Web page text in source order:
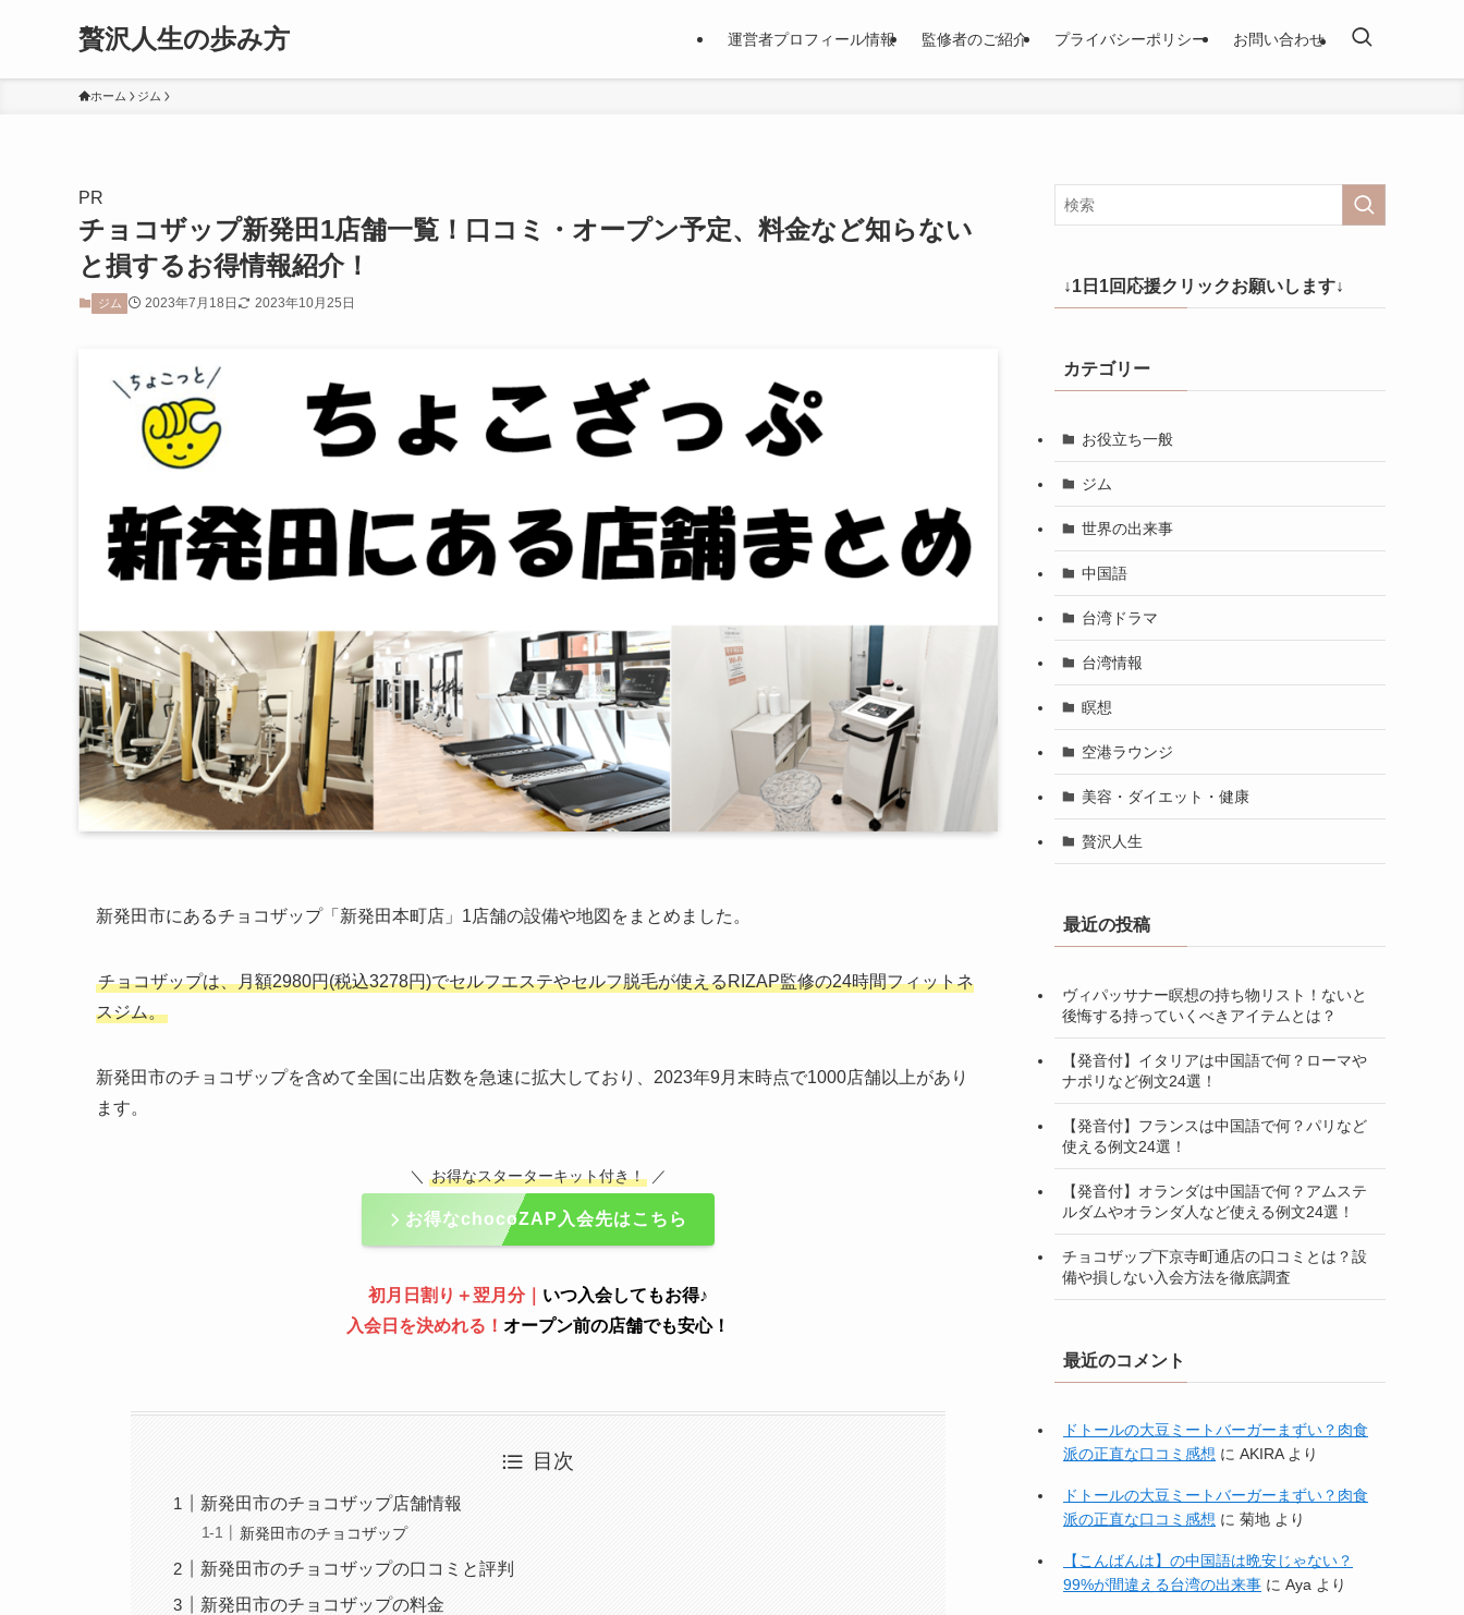
贅沢人生の歩み方 運営者プロフィール情報 監修者のご紹介 プライバシーポリシー お問い合わせ
ホーム ジム
PR
チョコザップ新発田1店舗一覧！口コミ・オープン予定、料金など知らない
と損するお得情報紹介！
ジム 2023年7月18日 2023年10月25日
新発田市にあるチョコザップ「新発田本町店」1店舗の設備や地図をまとめました。
チョコザップは、月額2980円(税込3278円)でセルフエステやセルフ脱毛が使えるRIZAP監修の24時間フィットネ
スジム。
新発田市のチョコザップを含めて全国に出店数を急速に拡大しており、2023年9月末時点で1000店舗以上があり
ます。
＼ お得なスターターキット付き！ ／
お得なchocoZAP入会先はこちら
初月日割り＋翌月分｜ いつ入会してもお得♪
入会日を決めれる！ オープン前の店舗でも安心！
目次
新発田市のチョコザップ店舗情報
新発田市のチョコザップ
新発田市のチョコザップの口コミと評判
新発田市のチョコザップの料金
↓1日1回応援クリックお願いします↓
カテゴリー
お役立ち一般
ジム
世界の出来事
中国語
台湾ドラマ
台湾情報
瞑想
空港ラウンジ
美容・ダイエット・健康
贅沢人生
最近の投稿
ヴィパッサナー瞑想の持ち物リスト！ないと
後悔する持っていくべきアイテムとは？
【発音付】イタリアは中国語で何？ローマや
ナポリなど例文24選！
【発音付】フランスは中国語で何？パリなど
使える例文24選！
【発音付】オランダは中国語で何？アムステ
ルダムやオランダ人など使える例文24選！
チョコザップ下京寺町通店の口コミとは？設
備や損しない入会方法を徹底調査
最近のコメント
ドトールの大豆ミートバーガーまずい？肉食
派の正直な口コミ感想 に AKIRAより
ドトールの大豆ミートバーガーまずい？肉食
派の正直な口コミ感想 に 菊地 より
【こんばんは】の中国語は晩安じゃない？
99%が間違える台湾の出来事 に Aya より